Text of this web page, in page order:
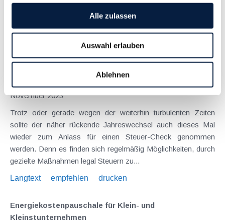
Alle zulassen
Auswahl erlauben
Ablehnen
dabei um eine...
empfehlen drucken
Maßnahmen vor Jahresende 2023 - Für Unternehmer
November 2023
Trotz oder gerade wegen der weiterhin turbulenten Zeiten
sollte der näher rückende Jahreswechsel auch dieses Mal
wieder zum Anlass für einen Steuer-Check genommen
werden. Denn es finden sich regelmäßig Möglichkeiten, durch
gezielte Maßnahmen legal Steuern zu...
Langtext
empfehlen drucken
Energiekostenpauschale für Klein- und
Kleinstunternehmen